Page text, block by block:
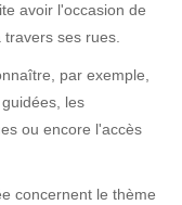
avoir l'occasion de
ses rues.
par exemple,
les
ou encore l'accès
concernent le thème